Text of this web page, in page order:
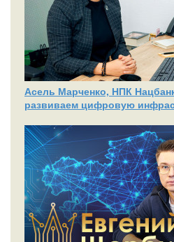
Асель Марченко, НПК
развиваем цифровую